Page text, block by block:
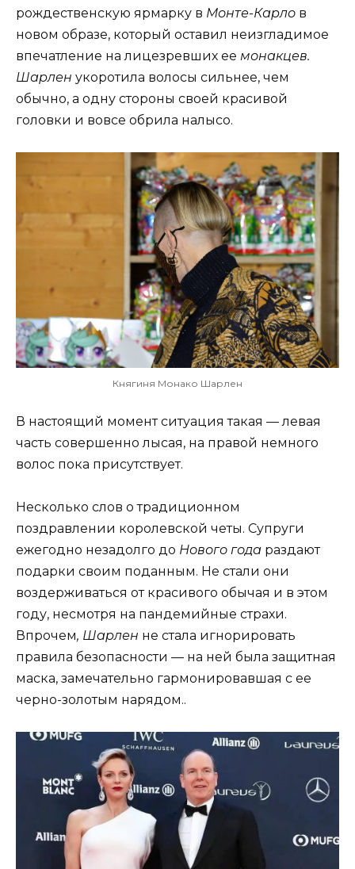
рождественскую ярмарку в Монте-Карло в
новом образе, который оставил неизгладимое
впечатление на лицезревших ее монакцев.
Шарлен укоротила волосы сильнее, чем
обычно, а одну стороны своей красивой
головки и вовсе обрила налысо.
Княгиня Монако Шарлен
В настоящий момент ситуация такая — левая
часть совершенно лысая, на правой немного
волос пока присутствует.
Несколько слов о традиционном
поздравлении королевской четы. Супруги
ежегодно незадолго до Нового года раздают
подарки своим поданным. Не стали они
воздерживаться от красивого обычая и в этом
году, несмотря на пандемийные страхи.
Впрочем, Шарлен не стала игнорировать
правила безопасности — на ней была защитная
маска, замечательно гармонировавшая с ее
черно-золотым нарядом..